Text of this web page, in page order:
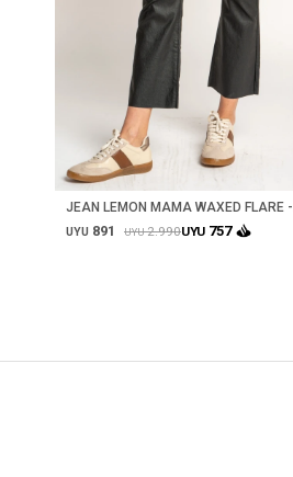
Talle
JEAN LEMON MAMA WAXED FLARE -
NEGRO
UYU 891 UYU2.990UYU 757